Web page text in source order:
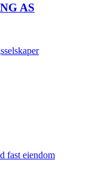
AS
fast eiendom